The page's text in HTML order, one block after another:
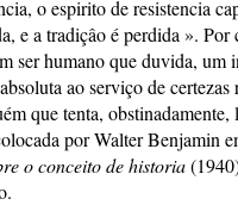
o espirito de resistencia
e a tradiçâo é perdida ». Por
ser humano que duvida, um
ao serviço de
que tenta, obstinadamente,
por Walter Benjamin
o conceito de historia